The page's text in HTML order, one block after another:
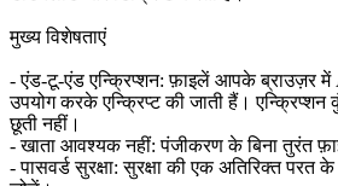
मुख्य विशेषताएं
- एंड-टू-एंड एन्क्रिप्शन: फ़ाइलें आपके ब्राउज़र
उपयोग करके एन्क्रिप्ट की जाती हैं। एन्क्रिप्शन
छूती नहीं।
- खाता आवश्यक नहीं: पंजीकरण के बिना तुरंत
- पासवर्ड सुरक्षा: सुरक्षा की एक अतिरिक्त परत